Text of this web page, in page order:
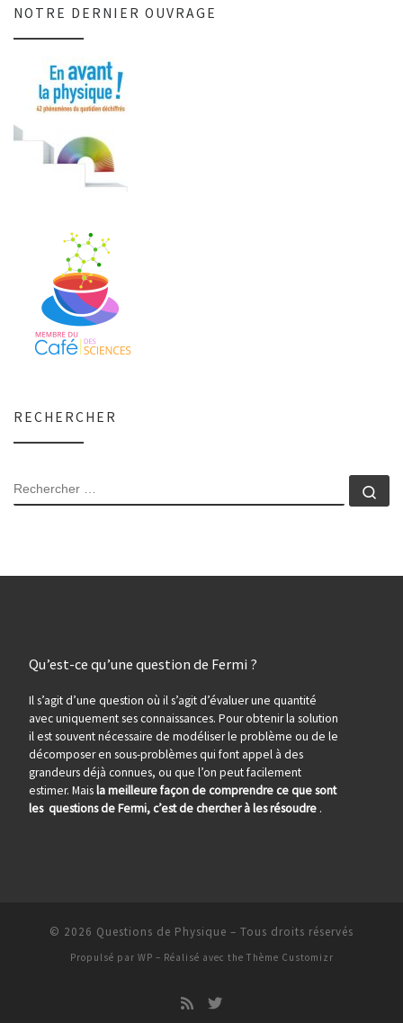
NOTRE DERNIER OUVRAGE
RECHERCHER
RECHERCHER
Qu’est-ce qu’une question de Fermi ?
Il s’agit d’une question où il s’agit d’évaluer une quantité
avec uniquement ses connaissances. Pour obtenir la solution
il est souvent nécessaire de modéliser le problème ou de le
décomposer en sous-problèmes qui font appel à des
grandeurs déjà connues, ou que l’on peut facilement
estimer. Maisla meilleure façon de comprendre ce que sont
les questions de Fermi, c’est de chercher à les résoudre.
© 2026 Questions de Physique – Tous droits réservés
Propulsé par WP – Réalisé avec the Thème Customizr